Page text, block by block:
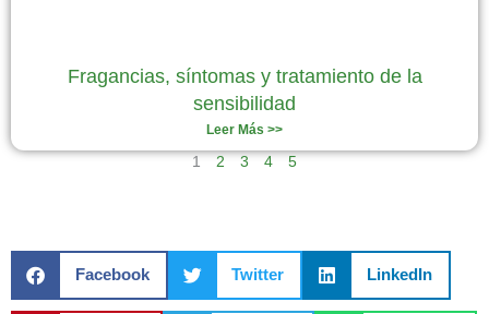
Fragancias, síntomas y tratamiento de la
sensibilidad
Leer Más >>
1 2 3 4 5
Facebook Twitter LinkedIn